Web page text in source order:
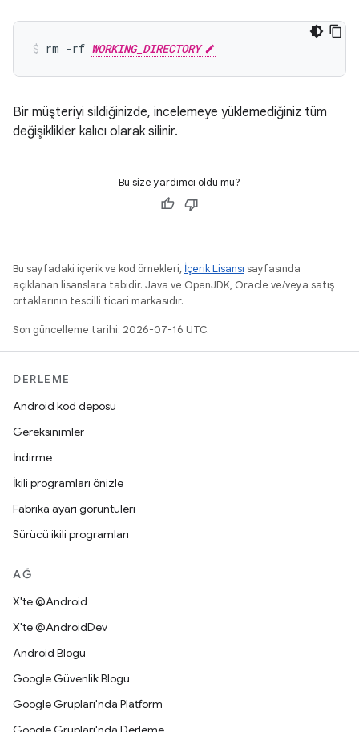
rm -rf WORKING_DIRECTORY
Bir müşteriyi sildiğinizde, incelemeye yüklemediğiniz tüm
değişiklikler kalıcı olarak silinir.
Bu size yardımcı oldu mu?
Bu sayfadaki içerik ve kod örnekleri, İçerik Lisansı sayfasında
açıklanan lisanslara tabidir. Java ve OpenJDK, Oracle ve/veya satış
ortaklarının tescilli ticari markasıdır.
Son güncelleme tarihi: 2026-07-16 UTC.
DERLEME
Android kod deposu
Gereksinimler
İndirme
İkili programları önizle
Fabrika ayarı görüntüleri
Sürücü ikili programları
AĞ
X'te @Android
X'te @AndroidDev
Android Blogu
Google Güvenlik Blogu
Google Grupları'nda Platform